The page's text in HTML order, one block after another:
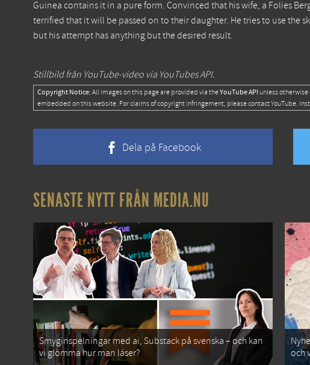
Guinea contains it in a pure form. Convinced that his wife, a Folies
terrified that it will be passed on to their daughter. He tries to use the
but his attempt has anything but the desired result.
Stillbild från YouTube-video via YouTubes API.
Copyright Notice: All images on this page are provided via theYouTube API unless otherwise
embedded on this website. For claims of copyright infringement, please contact YouTube.
Dela på Facebook
SENASTE NYTT FRÅN MEDIA.NU
Smyginspelningar med ai, Substack på svenska – och kan
vi glömma hur man läser?
och